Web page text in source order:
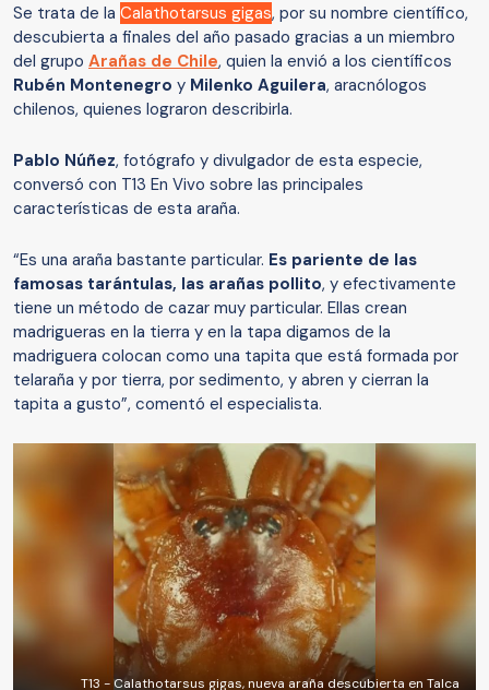
Se trata de la Calathotarsus gigas, por su nombre científico,
descubierta a finales del año pasado gracias a un miembro
del grupo Arañas de Chile, quien la envió a los científicos
Rubén Montenegro y Milenko Aguilera, aracnólogos
chilenos, quienes lograron describirla.
Pablo Núñez, fotógrafo y divulgador de esta especie,
conversó con T13 En Vivo sobre las principales
características de esta araña.
“Es una araña bastante particular. Es pariente de las
famosas tarántulas, las arañas pollito, y efectivamente
tiene un método de cazar muy particular. Ellas crean
madrigueras en la tierra y en la tapa digamos de la
madriguera colocan como una tapita que está formada por
telaraña y por tierra, por sedimento, y abren y cierran la
tapita a gusto”, comentó el especialista.
T13 - Calathotarsus gigas, nueva araña descubierta en Talca